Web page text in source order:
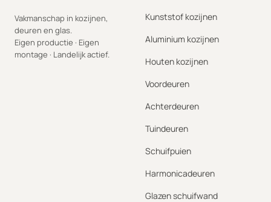
Vakmanschap in kozijnen,
deuren en glas.
Eigen productie · Eigen
montage · Landelijk actief.
Kunststof kozijnen
Aluminium kozijnen
Houten kozijnen
Voordeuren
Achterdeuren
Tuindeuren
Schuifpuien
Harmonicadeuren
Glazen schuifwand